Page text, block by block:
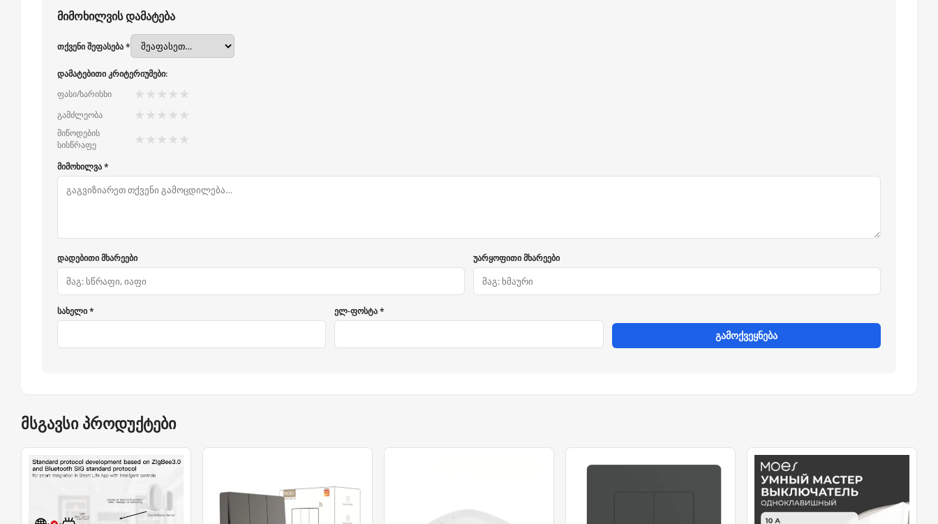
მიმოხილვის დამატება
თქვენი შეფასება *
დამატებითი კრიტერიუმები:
ფასი/ხარისხი
★ ★ ★ ★ ★
გამძლეობა ★ ★ ★ ★ ★
მიწოდების
სისწრაფე
★ ★ ★ ★ ★
მიმოხილვა *
დადებითი მხარეები უარყოფითი მხარეები
სახელი * ელ-ფოსტა *
გამოქვეყნება
მსგავსი პროდუქტები